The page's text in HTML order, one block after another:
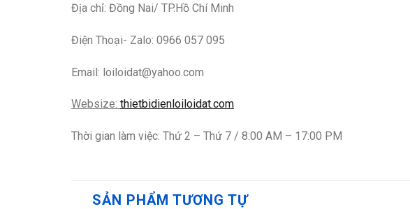
Địa chỉ: Đồng Nai/ TP.Hồ Chí Minh
Điện Thoại- Zalo: 0966 057 095
Email: loiloidat@yahoo.com
Websize: thietbidienloiloidat.com
Thời gian làm việc: Thứ 2 – Thứ 7 / 8:00 AM – 17:00 PM
SẢN PHẨM TƯƠNG TỰ